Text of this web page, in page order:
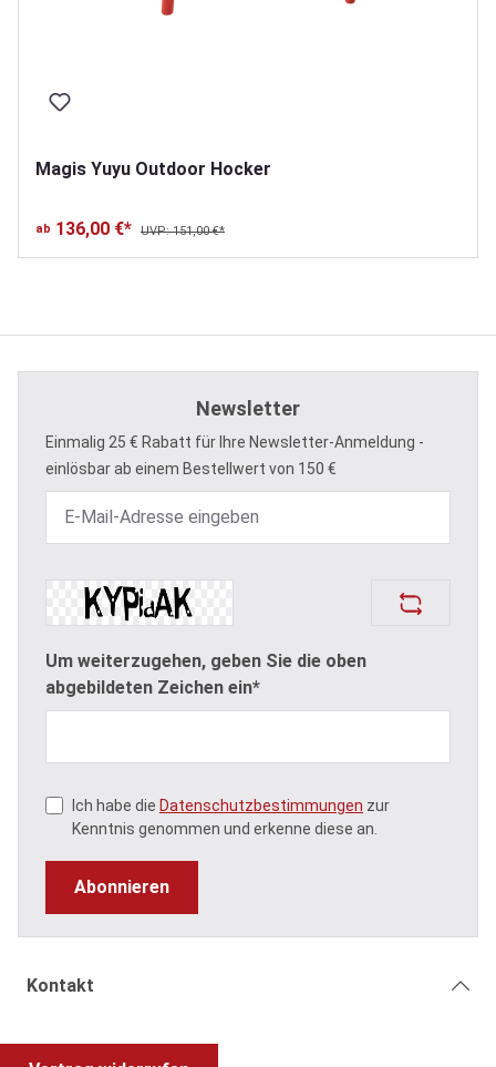
Magis Yuyu Outdoor Hocker
ab 136,00 €* UVP: 151,00 €*
Newsletter
Einmalig 25 € Rabatt für Ihre Newsletter-Anmeldung -
einlösbar ab einem Bestellwert von 150 €
Um weiterzugehen, geben Sie die oben
abgebildeten Zeichen ein*
Ich habe die Datenschutzbestimmungen zur
Kenntnis genommen und erkenne diese an.
Abonnieren
Kontakt